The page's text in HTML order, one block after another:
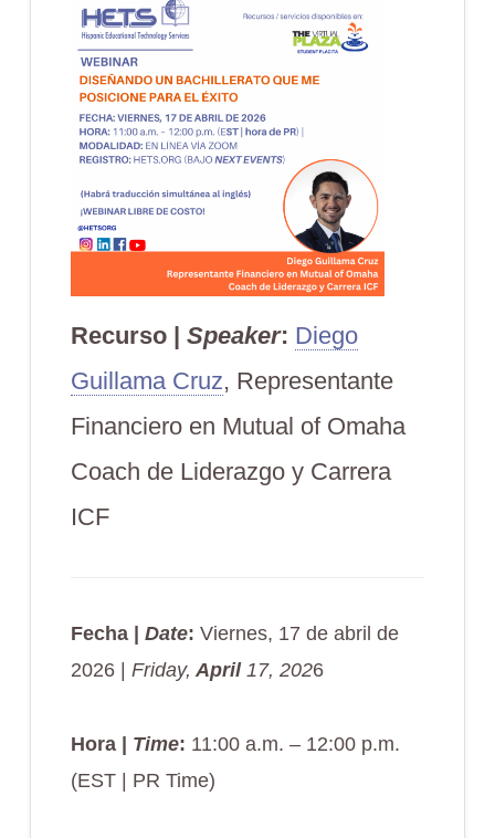
Recurso | Speaker: Diego
Guillama Cruz, Representante
Financiero en Mutual of Omaha
Coach de Liderazgo y Carrera
ICF
Fecha | Date: Viernes, 17 de abril de
2026 | Friday, April 17, 2026
Hora | Time: 11:00 a.m. – 12:00 p.m.
(EST | PR Time)